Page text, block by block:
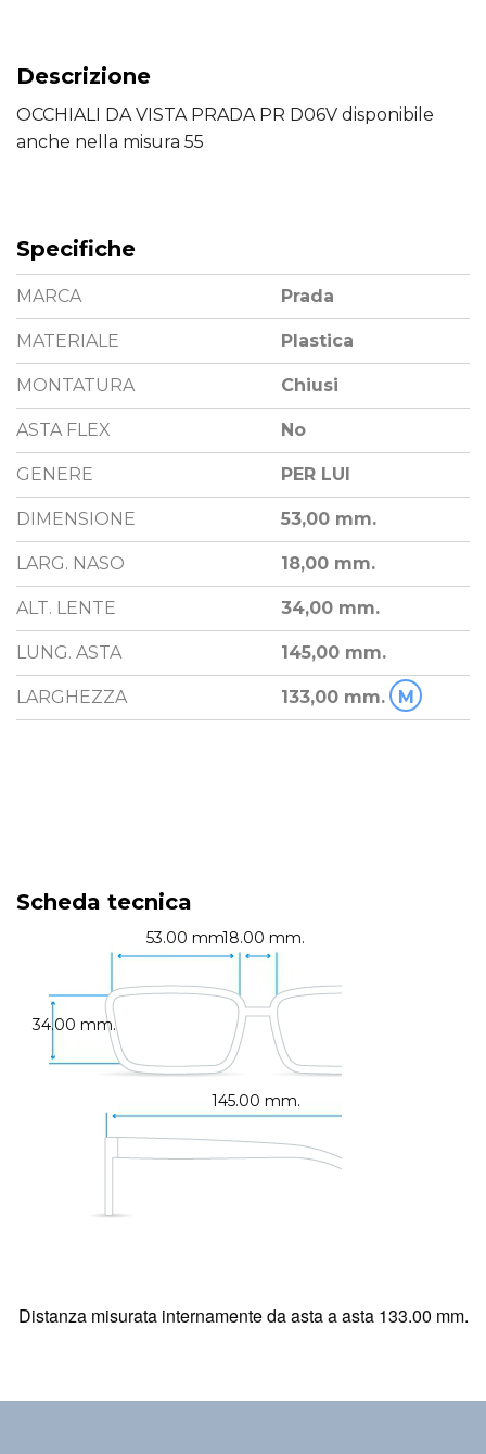
Descrizione
OCCHIALI DA VISTA PRADA PR D06V disponibile
anche nella misura 55
Specifiche
MARCA Prada
MATERIALE Plastica
MONTATURA Chiusi
ASTA FLEX No
GENERE PER LUI
DIMENSIONE 53,00 mm.
LARG. NASO 18,00 mm.
ALT. LENTE 34,00 mm.
LUNG. ASTA 145,00 mm.
LARGHEZZA 133,00 mm. M
Scheda tecnica
53.00 mm.18.00 mm.
145.00 mm.
34.00 mm.
Distanza misurata internamente da asta a asta 133.00 mm.